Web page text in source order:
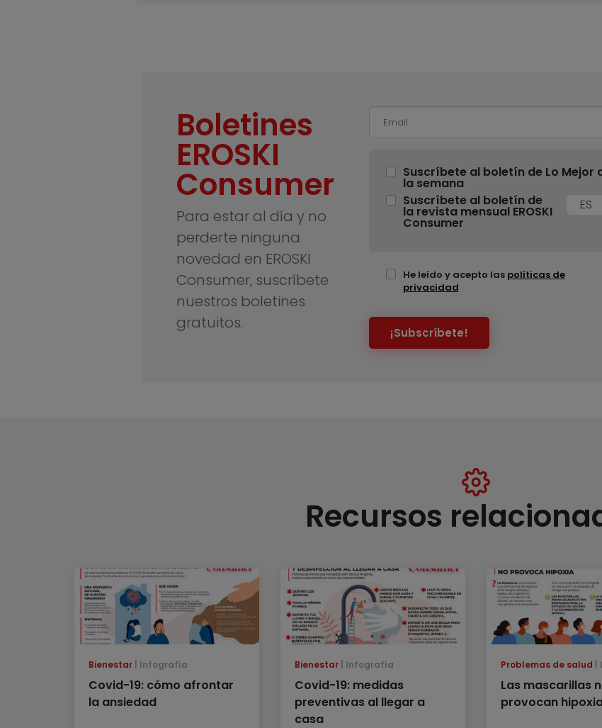
Boletines
EROSKI
Consumer
Para estar al día y no
perderte ninguna
novedad en EROSKI
Consumer, suscríbete
nuestros boletines
gratuitos.
Suscríbete al boletín de Lo Mejor
la semana
Suscríbete al boletín de
la revista mensual EROSKI
Consumer
ES
He leído y acepto las políticas de
privacidad
¡Subscríbete!
Recursos
Bienestar Infografía
Covid-19: cómo afrontar
la ansiedad
Bienestar Infografía
Covid-19: medidas
preventivas al llegar a
casa
Problemas de salud
Las mascarillas
provocan